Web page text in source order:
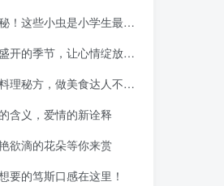
这些小虫是小学生最佳宠物
季节，让心情绽放成最美的花
秘方，做美食达人不是梦！
含义，爱情的新诠释
欲滴的花朵等你来赏
要的笃斯口感在这里！
这些小虫是小学生最佳宠物
季节，让心情绽放成最美的花
秘方，做美食达人不是梦！
含义，爱情的新诠释
欲滴的花朵等你来赏
要的笃斯口感在这里！